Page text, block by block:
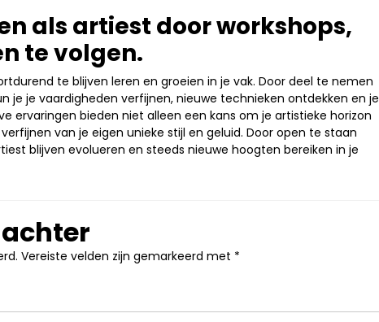
als artiest door workshops,
te volgen.
te blijven leren en groeien in je vak. Door deel te nemen
je je vaardigheden verfijnen, nieuwe technieken ontdekken en je
ervaringen bieden niet alleen een kans om je artistieke horizon
van je eigen unieke stijl en geluid. Door open te staan
blijven evolueren en steeds nieuwe hoogten bereiken in je
Vereiste velden zijn gemarkeerd met *